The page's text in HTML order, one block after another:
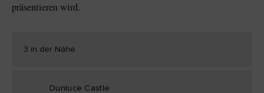
präsentieren wird.
3 in der Nähe
Dunluce Castle